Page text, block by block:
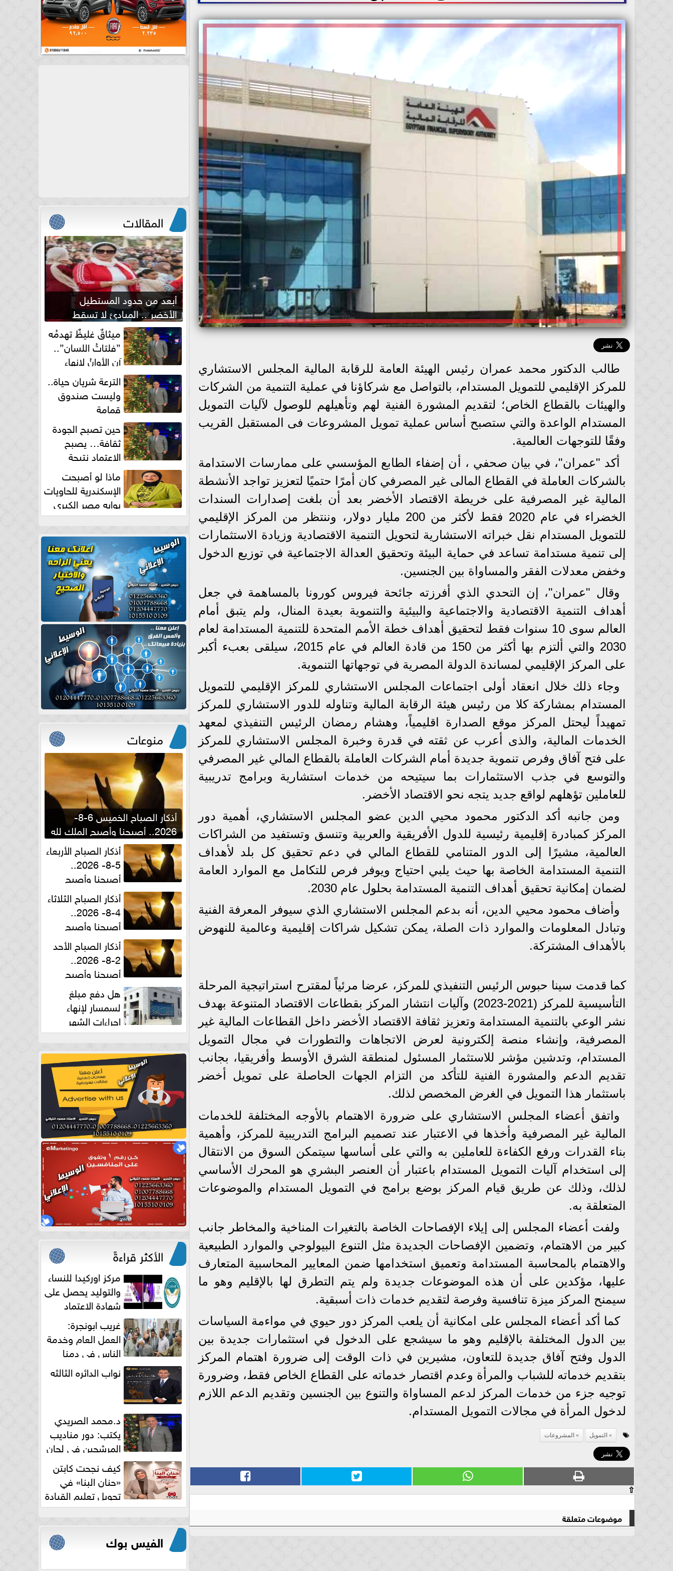
طالب الدكتور محمد عمران رئيس الهيئة العامة للرقابة المالية المجلس الاستشاري
للمركز الإقليمي للتمويل المستدام، بالتواصل مع شركاؤنا في عملية التنمية من الشركات
والهيئات بالقطاع الخاص؛ لتقديم المشورة الفنية لهم وتأهيلهم للوصول لآليات التمويل
المستدام الواعدة والتي ستصبح أساس عملية تمويل المشروعات فى المستقبل القريب
وفقًا للتوجهات العالمية.
أكد "عمران"، في بيان صحفي ، أن إضفاء الطابع المؤسسي على ممارسات الاستدامة
بالشركات العاملة في القطاع المالى غير المصرفي كان أمرًا حتميًا لتعزيز تواجد الأنشطة
المالية غير المصرفية على خريطة الاقتصاد الأخضر بعد أن بلغت إصدارات السندات
الخضراء في عام 2020 فقط لأكثر من 200 مليار دولار، وننتظر من المركز الإقليمي
للتمويل المستدام نقل خبراته الاستشارية لتحويل التنمية الاقتصادية وزيادة الاستثمارات
إلى تنمية مستدامة تساعد في حماية البيئة وتحقيق العدالة الاجتماعية في توزيع الدخول
وخفض معدلات الفقر والمساواة بين الجنسين.
وقال "عمران"، إن التحدي الذي أفرزته جائحة فيروس كورونا بالمساهمة في جعل
أهداف التنمية الاقتصادية والاجتماعية والبيئية والتنموية بعيدة المنال، ولم يتبق أمام
العالم سوى 10 سنوات فقط لتحقيق أهداف خطة الأمم المتحدة للتنمية المستدامة لعام
2030 والتي ألتزم بها أكثر من 150 من قادة العالم في عام 2015، سيلقى بعبء أكبر
على المركز الإقليمي لمساندة الدولة المصرية في توجهاتها التنموية.
وجاء ذلك خلال انعقاد أولى اجتماعات المجلس الاستشاري للمركز الإقليمي للتمويل
المستدام بمشاركة كلا من رئيس هيئة الرقابة المالية وتناوله للدور الاستشاري للمركز
تمهيداً ليحتل المركز موقع الصدارة اقليمياً، وهشام رمضان الرئيس التنفيذي لمعهد
الخدمات المالية، والذى أعرب عن ثقته في قدرة وخبرة المجلس الاستشاري للمركز
على فتح آفاق وفرص تنموية جديدة أمام الشركات العاملة بالقطاع المالي غير المصرفي
والتوسع في جذب الاستثمارات بما سيتيحه من خدمات استشارية وبرامج تدريبية
للعاملين تؤهلهم لواقع جديد يتجه نحو الاقتصاد الأخضر.
ومن جانبه أكد الدكتور محمود محيي الدين عضو المجلس الاستشاري، أهمية دور
المركز كمبادرة إقليمية رئيسية للدول الأفريقية والعربية وتنسق وتستفيد من الشراكات
العالمية، مشيرًا إلى الدور المتنامي للقطاع المالي في دعم تحقيق كل بلد لأهداف
التنمية المستدامة الخاصة بها حيث يلبي احتياج ويوفر فرص للتكامل مع الموارد العامة
لضمان إمكانية تحقيق أهداف التنمية المستدامة بحلول عام 2030.
وأضاف محمود محيي الدين، أنه بدعم المجلس الاستشاري الذي سيوفر المعرفة الفنية
وتبادل المعلومات والموارد ذات الصلة، يمكن تشكيل شراكات إقليمية وعالمية للنهوض
بالأهداف المشتركة.
كما قدمت سينا حبوس الرئيس التنفيذي للمركز، عرضا مرئياً لمقترح استراتيجية المرحلة
التأسيسية للمركز (2021-2023) وآليات انتشار المركز بقطاعات الاقتصاد المتنوعة بهدف
نشر الوعي بالتنمية المستدامة وتعزيز ثقافة الاقتصاد الأخضر داخل القطاعات المالية غير
المصرفية، وإنشاء منصة إلكترونية لعرض الاتجاهات والتطورات في مجال التمويل
المستدام، وتدشين مؤشر للاستثمار المسئول لمنطقة الشرق الأوسط وأفريقيا، بجانب
تقديم الدعم والمشورة الفنية للتأكد من التزام الجهات الحاصلة على تمويل أخضر
باستثمار هذا التمويل في الغرض المخصص لذلك.
واتفق أعضاء المجلس الاستشاري على ضرورة الاهتمام بالأوجه المختلفة للخدمات
المالية غير المصرفية وأخذها في الاعتبار عند تصميم البرامج التدريبية للمركز، وأهمية
بناء القدرات ورفع الكفاءة للعاملين به والتي على أساسها سيتمكن السوق من الانتقال
إلى استخدام آليات التمويل المستدام باعتبار أن العنصر البشري هو المحرك الأساسي
لذلك، وذلك عن طريق قيام المركز بوضع برامج في التمويل المستدام والموضوعات
المتعلقة به.
ولفت أعضاء المجلس إلى إيلاء الإفصاحات الخاصة بالتغيرات المناخية والمخاطر جانب
كبير من الاهتمام، وتضمين الإفصاحات الجديدة مثل التنوع البيولوجي والموارد الطبيعية
والاهتمام بالمحاسبة المستدامة وتعميق استخدامها ضمن المعايير المحاسبية المتعارف
عليها، مؤكدين على أن هذه الموضوعات جديدة ولم يتم التطرق لها بالإقليم وهو ما
سيمنح المركز ميزة تنافسية وفرصة لتقديم خدمات ذات أسبقية.
كما أكد أعضاء المجلس على امكانية أن يلعب المركز دور حيوي في مواءمة السياسات
بين الدول المختلفة بالإقليم وهو ما سيشجع على الدخول في استثمارات جديدة بين
الدول وفتح آفاق جديدة للتعاون، مشيرين في ذات الوقت إلى ضرورة اهتمام المركز
بتقديم خدماته للشباب والمرأة وعدم اقتصار خدماته على القطاع الخاص فقط، وضرورة
توجيه جزء من خدمات المركز لدعم المساواة والتنوع بين الجنسين وتقديم الدعم اللازم
لدخول المرأة في مجالات التمويل المستدام.
التمويل المشروعات
⇧
موضوعات متعلقة
المقالات
أبعد من حدود المستطيل
الأخضر .. المبادئ لا تسقط
بصفارة الحكم ميثاقٌ غليظٌ تهدمُه
”فلتاتُ اللسان”..
آن الأوانُ لإنهاءِ
فوضى الطلاق الشفهي!الترعة شريان حياة..
وليست صندوق
قمامة
حين تصبح الجودة
ثقافة… يصبح
الاعتماد نتيجة
طبيعية
ماذا لو أصبحت
الإسكندرية للحاويات
بوابه مصر الكبري
للتجارة العالمية بقلم د...
منوعات
أذكار الصباح الخميس 6-8-
2026.. أصبحنا وأصبح الملك لله
والحمد لله
أذكار الصباح الأربعاء
5-8- 2026..
أصبحنا وأصبح
الملك لله والحمد للهأذكار الصباح الثلاثاء
4-8- 2026..
أصبحنا وأصبح
الملك لله والحمد للهأذكار الصباح الأحد
2-8- 2026..
أصبحنا وأصبح
الملك لله والحمد للههل دفع مبلغ
لسمسار لإنهاء
إجراءات الشهر
العقارى حلال؟.. أمين الفتوى يجيب
الأكثر قراءةً
مركز اوركيدا للنساء
والتوليد يحصل على
شهادة الاعتماد
الكامل
غريب ابونجرة:
العمل العام وخدمة
الناس فى دمنا
نواب الدائره الثالثه
د.محمد الصريدي
يكتب: دور مناديب
المرشحين في لجان
الانتخابات
كيف نجحت كابتن
«حنان البنا» في
تحويل تعليم القيادة
النسائية من خوف...
الفيس بوك